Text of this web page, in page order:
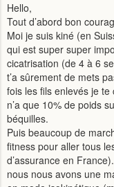
Hello,
Tout d’abord bon
Moi je suis kiné (en
qui est super super
cicatrisation (de 4 à 6
t’a sûrement de mets
fois les fils enlevés je te
n’a que 10% de poids
béquilles.
Puis beaucoup de
fitness pour aller tous
d’assurance en
nous nous avons une